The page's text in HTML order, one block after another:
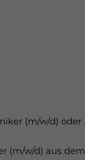
(m/w/d) oder
(m/w/d) aus dem